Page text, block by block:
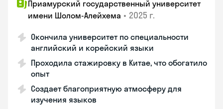
Приамурский государственный университет
имени Шолом-Алейхема • 2025 г.
Окончила университет по специальности
английский и корейский языки
Проходила стажировку в Китае, что обогатило
опыт
Создает благоприятную атмосферу для
изучения языков